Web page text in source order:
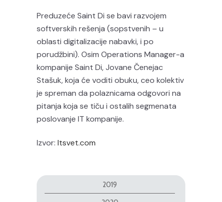
Preduzeće Saint Di se bavi razvojem
softverskih rešenja (sopstvenih – u
oblasti digitalizacije nabavki, i po
porudžbini). Osim Operations Manager-a
kompanije Saint Di, Jovane Čenejac
Stašuk, koja će voditi obuku, ceo kolektiv
je spreman da polaznicama odgovori na
pitanja koja se tiču i ostalih segmenata
poslovanje IT kompanije.
Izvor: Itsvet.com
2019